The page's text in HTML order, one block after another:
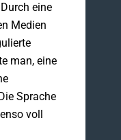
eine
Medien
man, eine
Sprache
voll